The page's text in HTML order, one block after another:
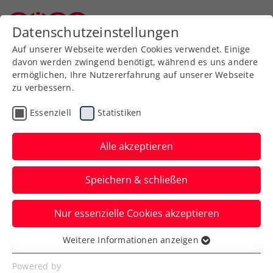
Zurück zur Newsübersicht
Turniere
Erste Bank Open: win2day
Opening Weekend mit
Red Bull BassLine
Und auch beim Super Sunday kommen
die Tennisfans beim ATP-500-Turnier in
Wien auf ihre Rechnung.
Verfasst von: Presseaussendung / Redaktion, 03.10.2024
Datenschutzeinstellungen
Auf unserer Webseite werden Cookies verwendet. Einige
davon werden zwingend benötigt, während es uns andere
ermöglichen, Ihre Nutzererfahrung auf unserer Webseite
zu verbessern.
Essenziell Statistiken
Alle akzeptieren
Speichern & schließen
Nur essenzielle Cookies akzeptieren
Essenziell
Essenzielle Cookies werden für grundlegende
Weitere Informationen anzeigen
Powered by